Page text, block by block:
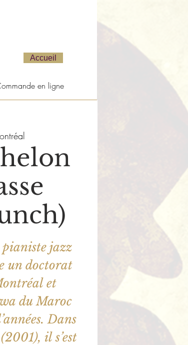
Accueil
en ligne
pianiste jazz
un doctorat
et
du Maroc
Dans
il s’est